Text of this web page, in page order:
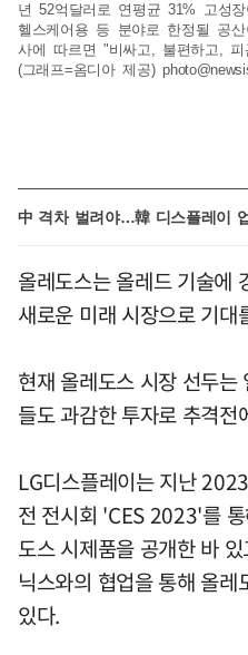
년 52억달러로 연평균 31% 고성
헬스케어용 등 분야로 한정될 공
사에 따르면 "비싸고, 불편하고,
(그래프=옴디아 제공)
中 격차 벌려야…韓 디스플레이
올레도스는 올레드 기술에
새로운 미래 시장으로 기대
현재 올레도스 시장 선두
들도 과감한 투자로 추격전
LG디스플레이는 지난
전 전시회 'CES 2023'를
도스 시제품을 공개한 바
닉스와의 협업을 통해 올
있다.